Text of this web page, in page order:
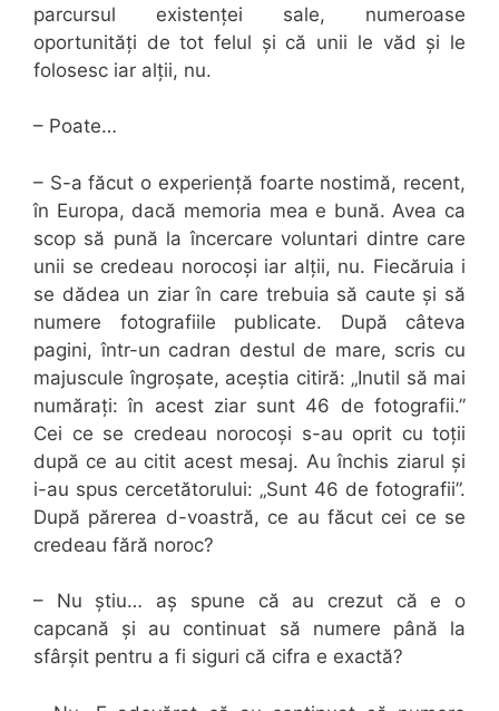
parcursul existenței sale, numeroase
oportunități de tot felul și că unii le văd și le
folosesc iar alții, nu.
– Poate…
– S-a făcut o experiență foarte nostimă, recent,
în Europa, dacă memoria mea e bună. Avea ca
scop să pună la încercare voluntari dintre care
unii se credeau norocoși iar alții, nu. Fiecăruia i
se dădea un ziar în care trebuia să caute și să
numere fotografiile publicate. După câteva
pagini, într-un cadran destul de mare, scris cu
majuscule îngroșate, aceștia citiră: „Inutil să mai
numărați: în acest ziar sunt 46 de fotografii.”
Cei ce se credeau norocoși s-au oprit cu toții
după ce au citit acest mesaj. Au închis ziarul și
i-au spus cercetătorului: „Sunt 46 de fotografii”.
După părerea d-voastră, ce au făcut cei ce se
credeau fără noroc?
– Nu știu… aș spune că au crezut că e o
capcană și au continuat să numere până la
sfârșit pentru a fi siguri că cifra e exactă?